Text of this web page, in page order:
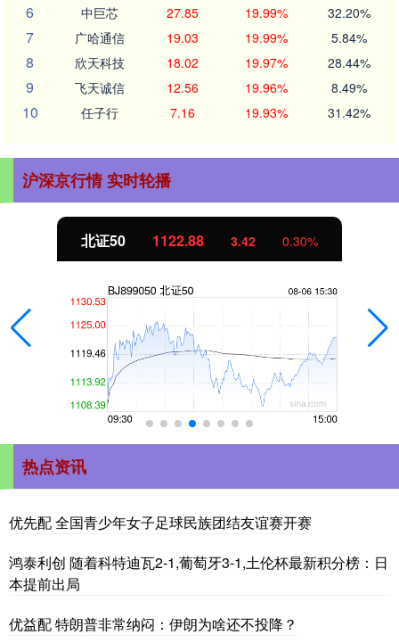
6 中巨芯 27.85 19.99% 32.20%
7 广哈通信 19.03 19.99% 5.84%
8 欣天科技 18.02 19.97% 28.44%
9 飞天诚信 12.56 19.96% 8.49%
10 任子行 7.16 19.93% 31.42%
沪深京行情 实时轮播
北证50 1122.88 3.42 0.30%
热点资讯
优先配 全国青少年女子足球民族团结友谊赛开赛
鸿泰利创 随着科特迪瓦2-1,葡萄牙3-1,土伦杯最新积分榜：日
本提前出局
优益配 特朗普非常纳闷：伊朗为啥还不投降？